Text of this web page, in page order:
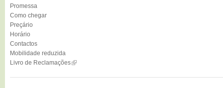
Promessa
Como chegar
Preçário
Horário
Contactos
Mobilidade reduzida
Livro de Reclamações